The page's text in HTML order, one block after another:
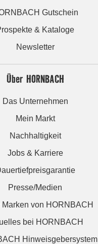
Gutschein
& Kataloge
Newsletter
Über HORNBACH
Das Unternehmen
Mein Markt
Nachhaltigkeit
Jobs & Karriere
Presse/Medien
Marken von HORNBACH
bei HORNBACH
Hinweisgebersystem